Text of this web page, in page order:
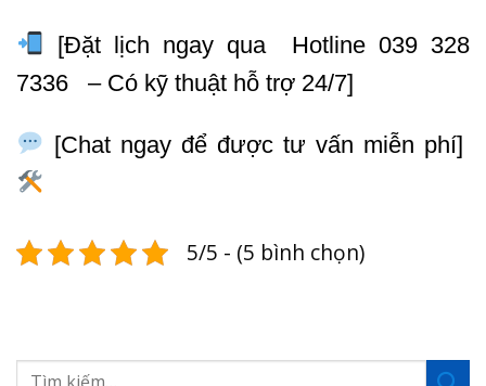
[Đặt lịch ngay qua Hotline 039 328
7336 – Có kỹ thuật hỗ trợ 24/7]
[Chat ngay để được tư vấn miễn phí]
5/5 - (5 bình chọn)